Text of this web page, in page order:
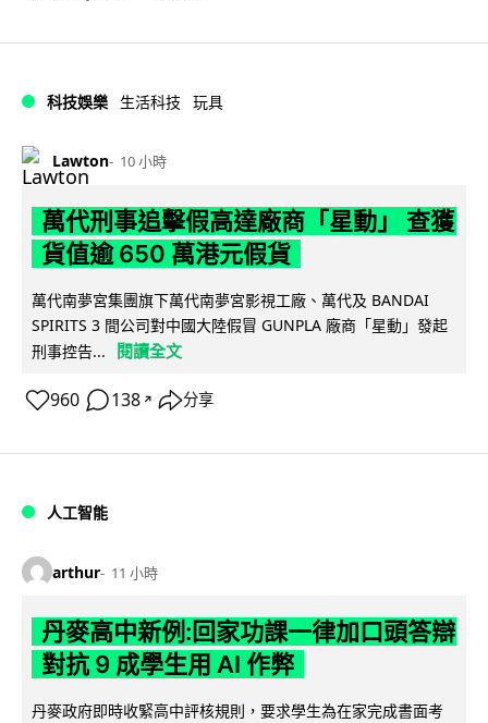
科技娛樂 生活科技 玩具
Lawton 10 小時
萬代刑事追擊假高達廠商「星動」 查獲
貨值逾 650 萬港元假貨
萬代南夢宮集團旗下萬代南夢宮影視工廠、萬代及 BANDAI
SPIRITS 3 間公司對中國大陸假冒 GUNPLA 廠商「星動」發起
刑事控告...
閱讀全文
960 138 ↗ 分享
人工智能
arthur 11 小時
丹麥高中新例:回家功課一律加口頭答辯
對抗 9 成學生用 AI 作弊
丹麥政府即時收緊高中評核規則，要求學生為在家完成書面考